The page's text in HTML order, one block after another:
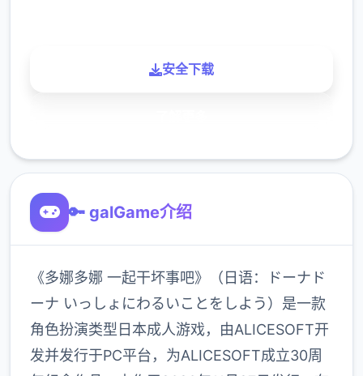
安全下载
🔑 galGame介绍
《多娜多娜 一起干坏事吧》（日语：ドーナド
ーナ いっしょにわるいことをしよう）是一款
角色扮演类型日本成人游戏，由ALICESOFT开
发并发行于PC平台，为ALICESOFT成立30周